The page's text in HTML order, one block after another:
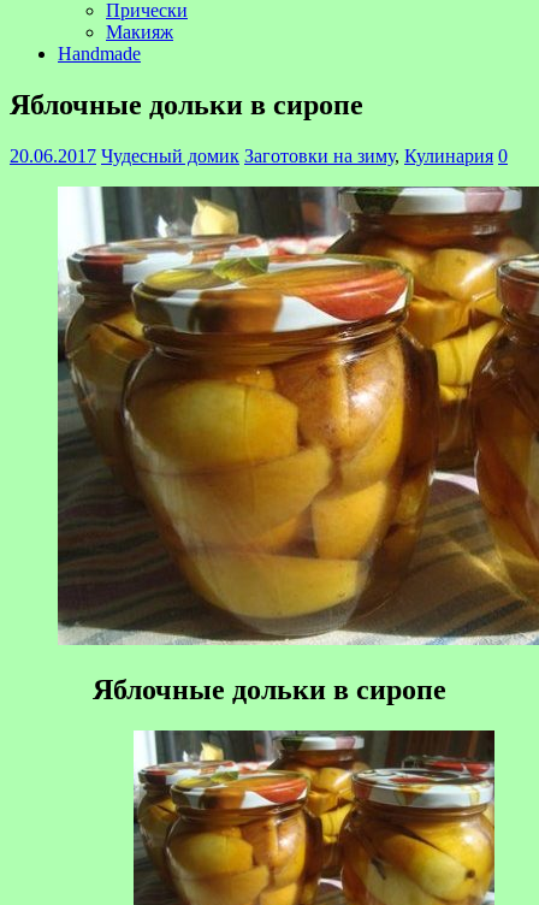
Прически
Макияж
Handmade
Яблочные дольки в сиропе
20.06.2017 Чудесный домик Заготовки на зиму, Кулинария 0
Яблочные дольки в сиропе